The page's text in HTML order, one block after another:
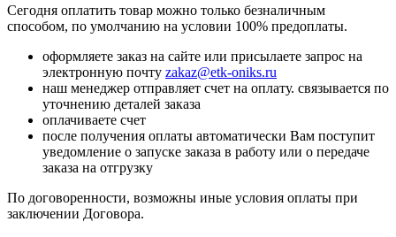
Сегодня оплатить товар можно только безналичным
способом, по умолчанию на условии 100% предоплаты.
оформляете заказ на сайте или присылаете запрос на
электронную почту zakaz@etk-oniks.ru
наш менеджер отправляет счет на оплату. связывается по
уточнению деталей заказа
оплачиваете счет
после получения оплаты автоматически Вам поступит
уведомление о запуске заказа в работу или о передаче
заказа на отгрузку
По договоренности, возможны иные условия оплаты при
заключении Договора.